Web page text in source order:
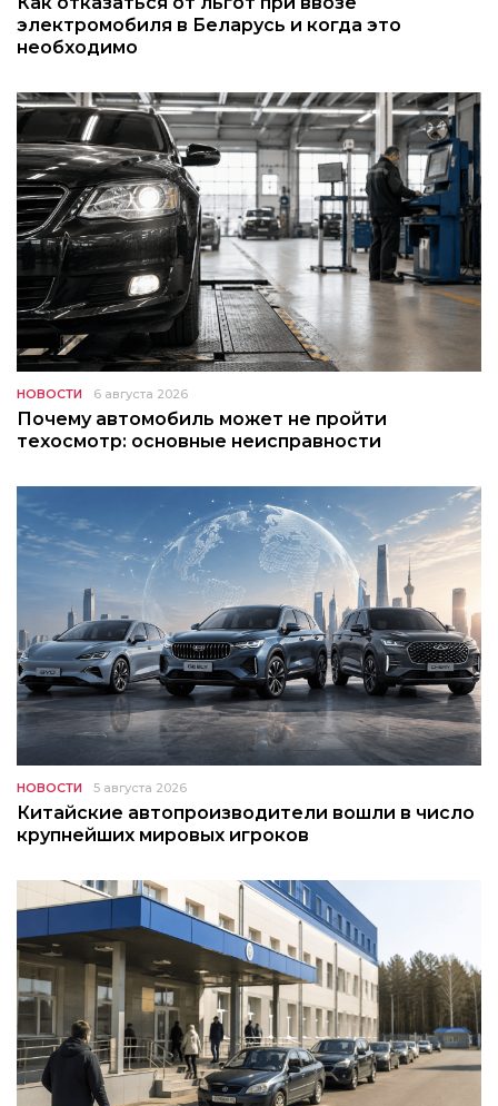
электромобиля в Беларусь и когда это
необходимо
НОВОСТИ 6 августа 2026
Почему автомобиль может не пройти
техосмотр: основные неисправности
НОВОСТИ 5 августа 2026
Китайские автопроизводители вошли в число
крупнейших мировых игроков